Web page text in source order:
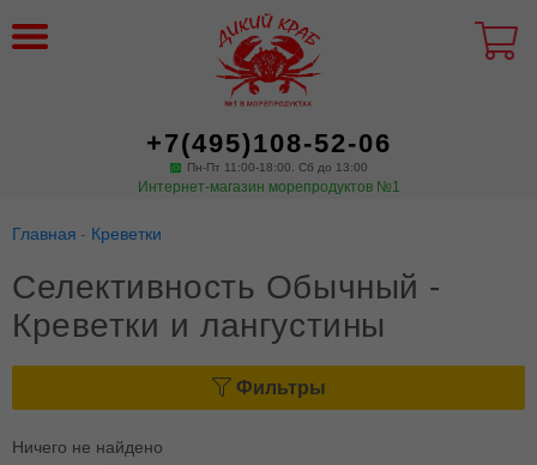
+7(495)108-52-06
Пн-Пт 11:00-18:00. Сб до 13:00
Интернет-магазин морепродуктов №1
Главная Креветки
Селективность Обычный -
Креветки и лангустины
Фильтры
Ничего не найдено